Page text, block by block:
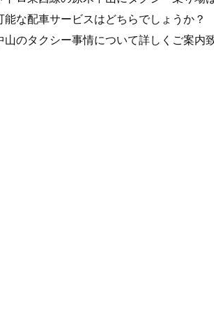
能な配車サービスはどちらでしょうか？
山のタクシー事情について詳しくご案内